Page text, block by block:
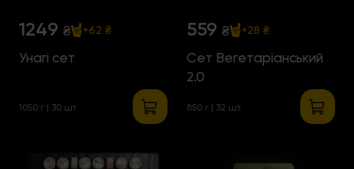
1249 ₴ +62 ₴
Унагі сет
1050 г | 30 шт
559 ₴ +28 ₴
Сет Вегетаріанський
2.0
850 г | 32 шт